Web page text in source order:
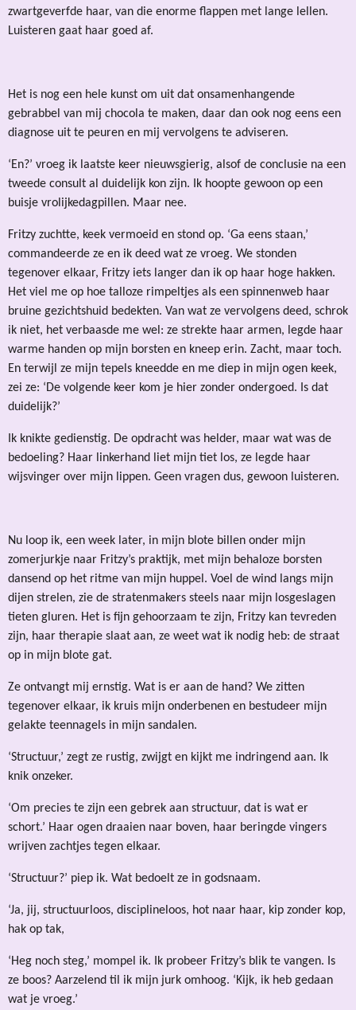
zwartgeverfde haar, van die enorme flappen met lange lellen.
Luisteren gaat haar goed af.
Het is nog een hele kunst om uit dat onsamenhangende
gebrabbel van mij chocola te maken, daar dan ook nog eens een
diagnose uit te peuren en mij vervolgens te adviseren.
‘En?’ vroeg ik laatste keer nieuwsgierig, alsof de conclusie na een
tweede consult al duidelijk kon zijn. Ik hoopte gewoon op een
buisje vrolijkedagpillen. Maar nee.
Fritzy zuchtte, keek vermoeid en stond op. ‘Ga eens staan,’
commandeerde ze en ik deed wat ze vroeg. We stonden
tegenover elkaar, Fritzy iets langer dan ik op haar hoge hakken.
Het viel me op hoe talloze rimpeltjes als een spinnenweb haar
bruine gezichtshuid bedekten. Van wat ze vervolgens deed, schrok
ik niet, het verbaasde me wel: ze strekte haar armen, legde haar
warme handen op mijn borsten en kneep erin. Zacht, maar toch.
En terwijl ze mijn tepels kneedde en me diep in mijn ogen keek,
zei ze: ‘De volgende keer kom je hier zonder ondergoed. Is dat
duidelijk?’
Ik knikte gedienstig. De opdracht was helder, maar wat was de
bedoeling? Haar linkerhand liet mijn tiet los, ze legde haar
wijsvinger over mijn lippen. Geen vragen dus, gewoon luisteren.
Nu loop ik, een week later, in mijn blote billen onder mijn
zomerjurkje naar Fritzy’s praktijk, met mijn behaloze borsten
dansend op het ritme van mijn huppel. Voel de wind langs mijn
dijen strelen, zie de stratenmakers steels naar mijn losgeslagen
tieten gluren. Het is fijn gehoorzaam te zijn, Fritzy kan tevreden
zijn, haar therapie slaat aan, ze weet wat ik nodig heb: de straat
op in mijn blote gat.
Ze ontvangt mij ernstig. Wat is er aan de hand? We zitten
tegenover elkaar, ik kruis mijn onderbenen en bestudeer mijn
gelakte teennagels in mijn sandalen.
‘Structuur,’ zegt ze rustig, zwijgt en kijkt me indringend aan. Ik
knik onzeker.
‘Om precies te zijn een gebrek aan structuur, dat is wat er
schort.’ Haar ogen draaien naar boven, haar beringde vingers
wrijven zachtjes tegen elkaar.
‘Structuur?’ piep ik. Wat bedoelt ze in godsnaam.
‘Ja, jij, structuurloos, disciplineloos, hot naar haar, kip zonder kop,
hak op tak,
‘Heg noch steg,’ mompel ik. Ik probeer Fritzy’s blik te vangen. Is
ze boos? Aarzelend til ik mijn jurk omhoog. ‘Kijk, ik heb gedaan
wat je vroeg.’